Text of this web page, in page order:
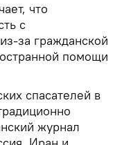
что
с
за гражданской
помощи
спасателей в
журнал